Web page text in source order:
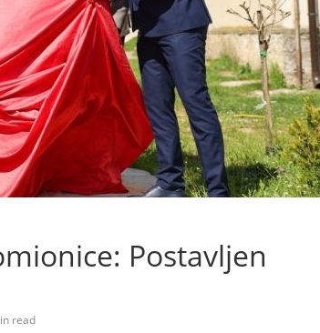
Postavljen
read